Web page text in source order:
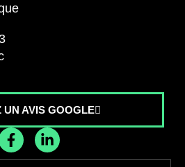
UN AVIS GOOGLE